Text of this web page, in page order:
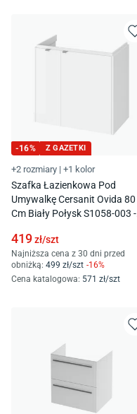
-16% Z GAZETKI
+2 rozmiary | +1 kolor
Szafka Łazienkowa Pod
Umywalkę Cersanit Ovida 80
Cm Biały Połysk S1058-003 -
419zł/szt
Najniższa cena z 30 dni przed
obniżką: 499 zł/szt -16%
Cena katalogowa: 571 zł/szt